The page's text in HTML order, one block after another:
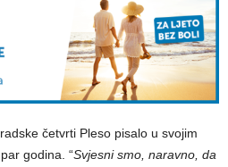
četvrti Pleso pisalo u svojim
godina. “Svjesni smo, naravno, da